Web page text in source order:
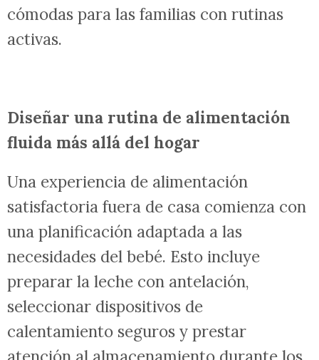
cómodas para las familias con rutinas
activas.
Diseñar una rutina de alimentación
fluida más allá del hogar
Una experiencia de alimentación
satisfactoria fuera de casa comienza con
una planificación adaptada a las
necesidades del bebé. Esto incluye
preparar la leche con antelación,
seleccionar dispositivos de
calentamiento seguros y prestar